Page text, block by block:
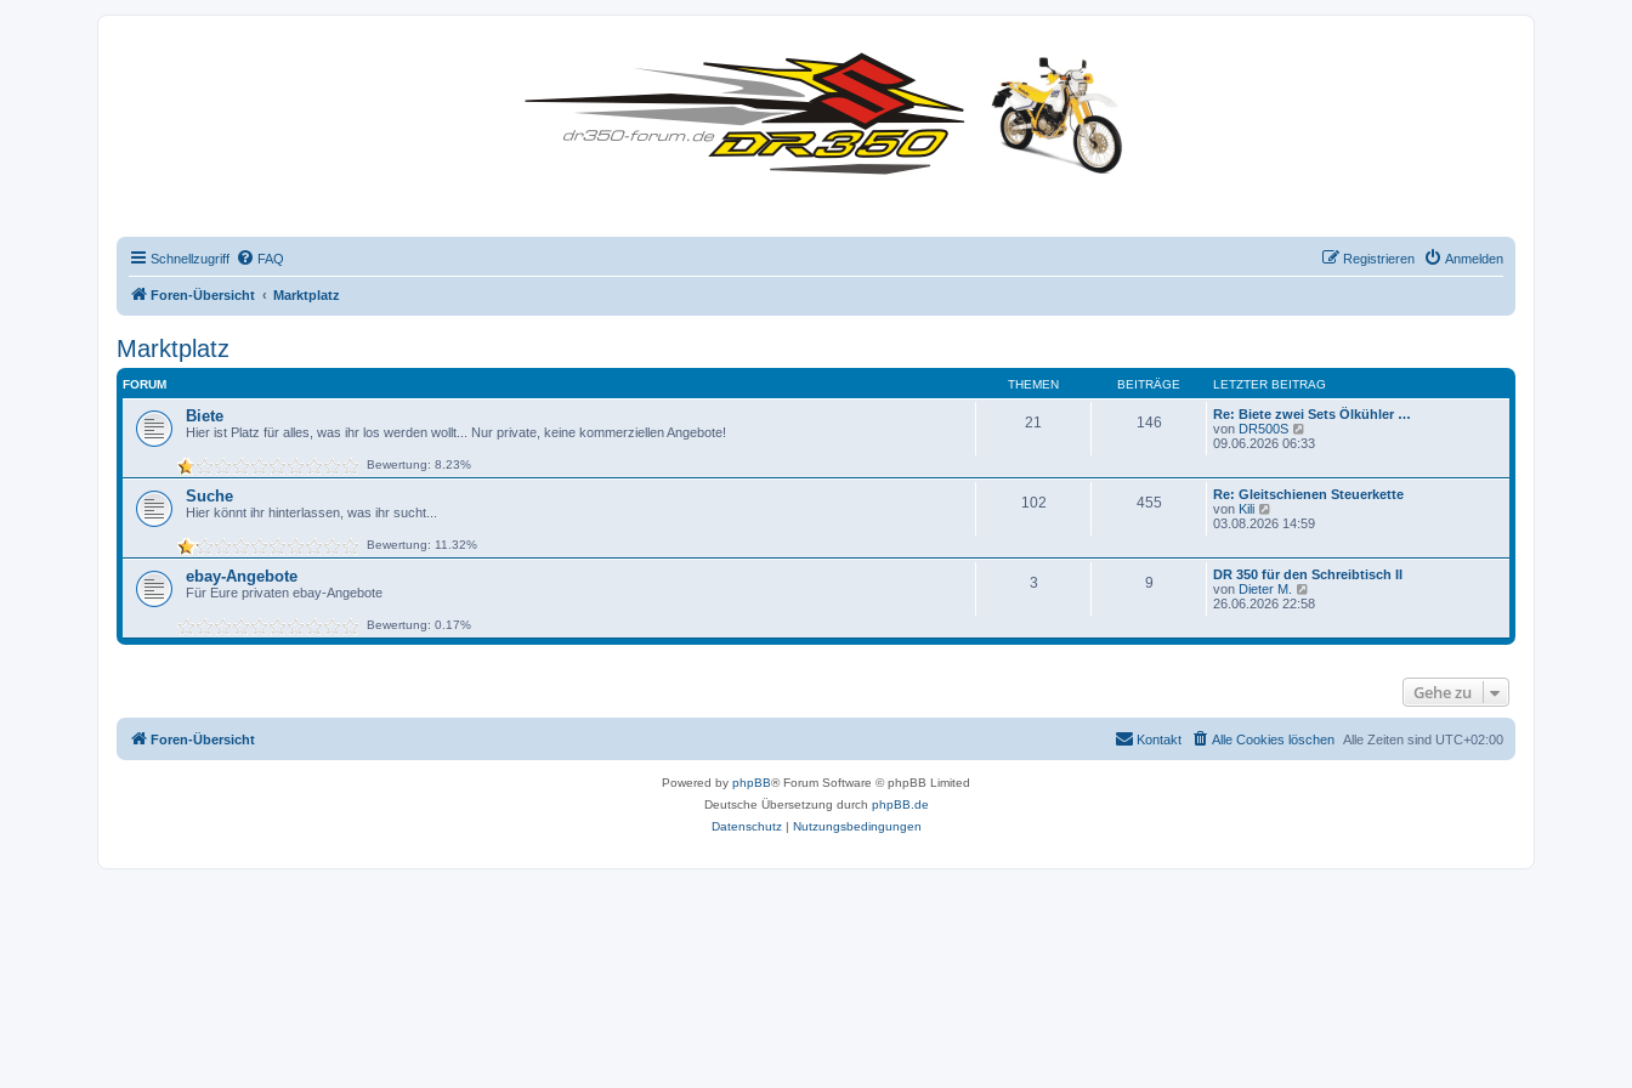
Schnellzugriff FAQ Anmelden
Registrieren
Foren-Übersicht Marktplatz
Marktplatz
FORUM THEMEN BEITRÄGE LETZTER BEITRAG
Biete
Hier ist Platz für alles, was ihr los werden wollt... Nur private, keine kommerziellen Angebote!
21 146
Re: Biete zwei Sets Ölkühler …
von DR500S
e
t
r
e
i
t
r
09.06.2026 06:33
Bewertung: 8.23%
Suche
Hier könnt ihr hinterlassen, was ihr sucht...
102 455
Re: Gleitschienen Steuerkette
von Kili
e
t
e
r
e
03.08.2026 14:59
Bewertung: 11.32%
ebay-Angebote
Für Eure privaten ebay-Angebote
3 9
DR 350 für den Schreibtisch II
von Dieter M.
e
s
e
t
r
26.06.2026 22:58
Bewertung: 0.17%
Gehe zu
Foren-Übersicht Alle Zeiten sind UTC+02:00
Alle Cookies löschen
Kontakt
Powered by phpBB® Forum Software © phpBB Limited
Deutsche Übersetzung durch phpBB.de
Datenschutz| Nutzungsbedingungen